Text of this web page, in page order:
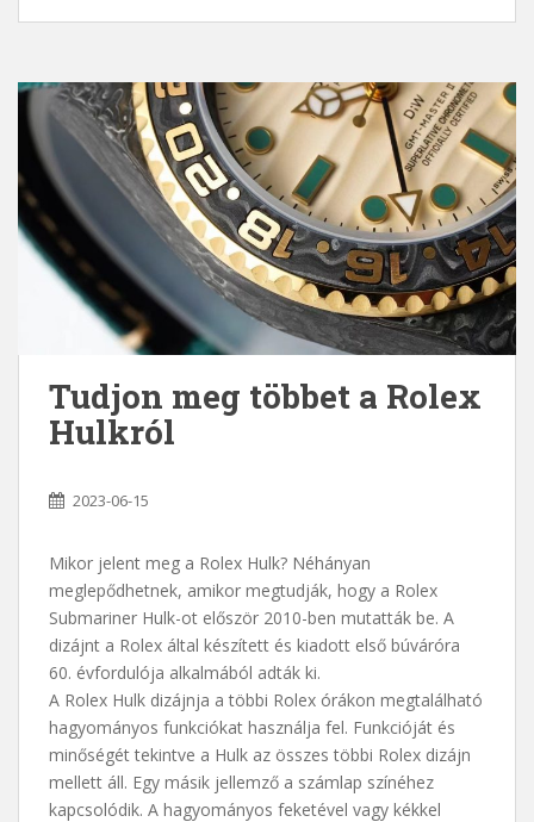
Tudjon meg többet a Rolex
Hulkról
2023-06-15
Mikor jelent meg a Rolex Hulk? Néhányan
meglepődhetnek, amikor megtudják, hogy a Rolex
Submariner Hulk-ot először 2010-ben mutatták be. A
dizájnt a Rolex által készített és kiadott első búváróra
60. évfordulója alkalmából adták ki.
A Rolex Hulk dizájnja a többi Rolex órákon megtalálható
hagyományos funkciókat használja fel. Funkcióját és
minőségét tekintve a Hulk az összes többi Rolex dizájn
mellett áll. Egy másik jellemző a számlap színéhez
kapcsolódik. A hagyományos feketével vagy kékkel